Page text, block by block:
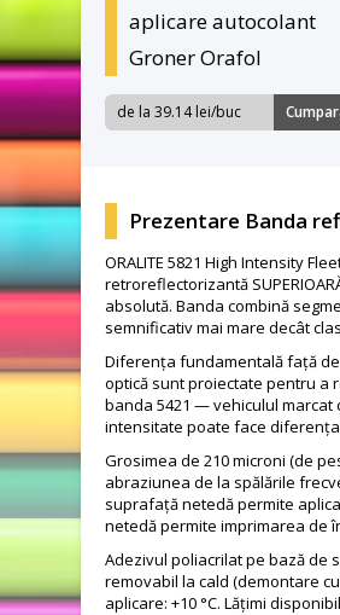
aplicare autocolant
Groner Orafol
de la 39.14 lei/buc
Prezentare Banda
ORALITE 5821 High Intensity
retroreflectorizantă
absolută. Banda combină
semnificativ mai mare decât
Diferența fundamentală față de
optică sunt proiectate pentru a
banda 5421 — vehiculul marcat
intensitate poate face
Grosimea de 210 microni (de
abraziunea de la spălările
suprafață netedă permite
netedă permite imprimarea de
Adezivul poliacrilat pe bază de
removabil la cald (demontare
aplicare: +10 °C. Lățimi